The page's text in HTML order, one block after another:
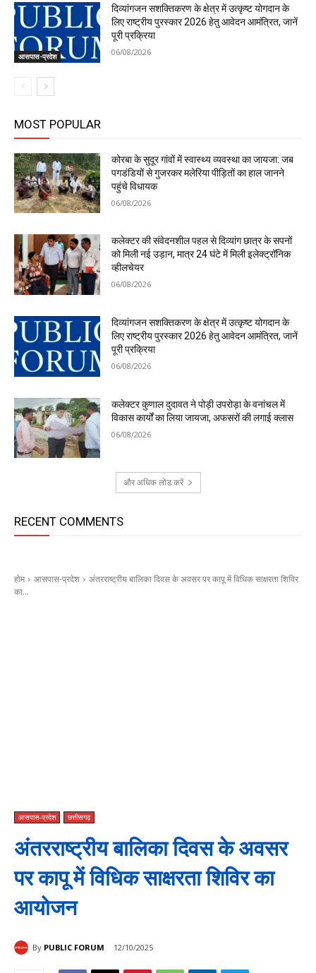
आसपास-प्रदेश
दिव्यांगजन सशक्तिकरण के क्षेत्र में उत्कृष्ट योगदान के
लिए राष्ट्रीय पुरस्कार 2026 हेतु आवेदन आमंत्रित, जानें
पूरी प्रक्रिया
06/08/2026
MOST POPULAR
कोरबा के सुदूर गांवों में स्वास्थ्य व्यवस्था का जायजा: जब
पगडंडियों से गुजरकर मलेरिया पीड़ितों का हाल जानने
पहुंचे विधायक
06/08/2026
कलेक्टर की संवेदनशील पहल से दिव्यांग छात्र के सपनों
को मिली नई उड़ान, मात्र 24 घंटे में मिली इलेक्ट्रॉनिक
व्हीलचेयर
06/08/2026
दिव्यांगजन सशक्तिकरण के क्षेत्र में उत्कृष्ट योगदान के
लिए राष्ट्रीय पुरस्कार 2026 हेतु आवेदन आमंत्रित, जानें
पूरी प्रक्रिया
06/08/2026
कलेक्टर कुणाल दुदावत ने पोड़ी उपरोड़ा के वनांचल में
विकास कार्यों का लिया जायजा, अफसरों की लगाई क्लास
06/08/2026
और अधिक लोड करें
RECENT COMMENTS